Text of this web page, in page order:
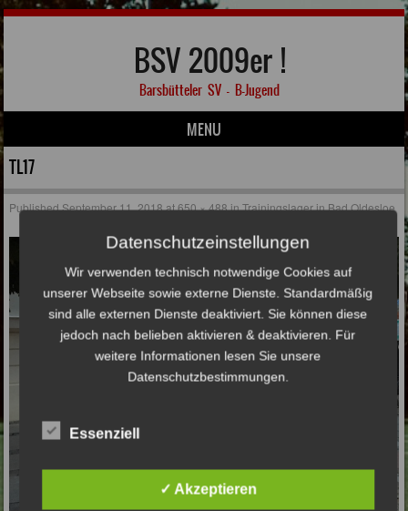
BSV 2009er !
Barsbütteler SV – B-Jugend
MENU
Skip to content
TL17
PublishedSeptember 11, 2018at650 × 488inTrainingslager in Bad Oldesloe
Datenschutzeinstellungen
Wir verwenden technisch notwendige Cookies auf
unserer Webseite sowie externe Dienste. Standardmäßig
sind alle externen Dienste deaktiviert. Sie können diese
jedoch nach belieben aktivieren & deaktivieren. Für
weitere Informationen lesen Sie unsere
Datenschutzbestimmungen.
Essenziell
✓ Akzeptieren